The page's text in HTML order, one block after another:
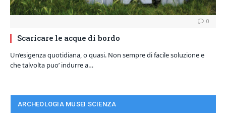
0
Scaricare le acque di bordo
Un’esigenza quotidiana, o quasi. Non sempre di facile soluzione e
che talvolta puo’ indurre a…
ARCHEOLOGIA MUSEI SCIENZA